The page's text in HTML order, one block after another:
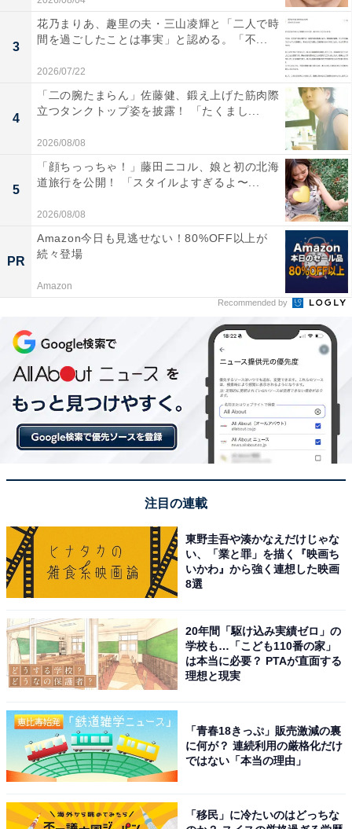
3
花乃まりあ、趣里の夫・三山凌輝と「二人で時
間を過ごしたことは事実」と認める。「不...
2026/07/22
4
「二の腕たまらん」佐藤健、鍛え上げた筋肉際
立つタンクトップ姿を披露！ 「たくまし...
2026/08/08
5
「顔ちっっちゃ！」藤田ニコル、娘と初の北海
道旅行を公開！ 「スタイルよすぎるよ〜...
2026/08/08
PR
Amazon今日も見逃せない！80%OFF以上が
続々登場
Amazon
Recommended by
注目の連載
東野圭吾や湊かなえだけじゃな
い、「業と罪」を描く『映画ち
いかわ』から強く連想した映画
8選
20年間「駆け込み実績ゼロ」の
学校も…「こども110番の家」
は本当に必要？ PTAが直面する
理想と現実
「青春18きっぷ」販売激減の裏
に何が？ 連続利用の厳格化だけ
ではない「本当の理由」
「移民」に冷たいのはどっちな